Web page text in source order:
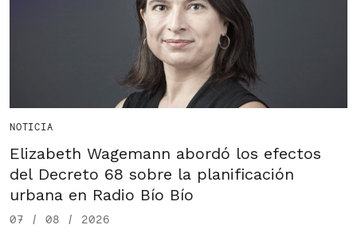
NOTICIA
Elizabeth Wagemann abordó los efectos
del Decreto 68 sobre la planificación
urbana en Radio Bío Bío
07 / 08 / 2026